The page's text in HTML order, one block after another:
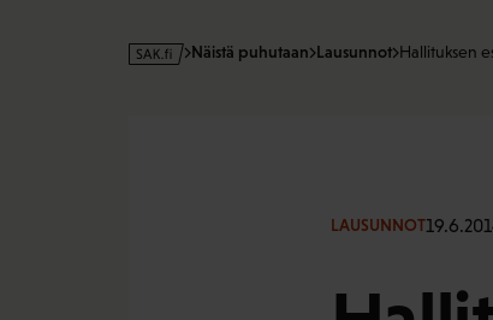
s
Näistä puhutaan Lausunnot Hallituksen
LAUSUNNOT